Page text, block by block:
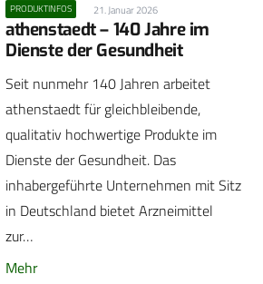
PRODUKTINFOS 21. Januar 2026
athenstaedt – 140 Jahre im
Dienste der Gesundheit
Seit nunmehr 140 Jahren arbeitet
athenstaedt für gleichbleibende,
qualitativ hochwertige Produkte im
Dienste der Gesundheit. Das
inhabergeführte Unternehmen mit Sitz
in Deutschland bietet Arzneimittel
zur…
Mehr